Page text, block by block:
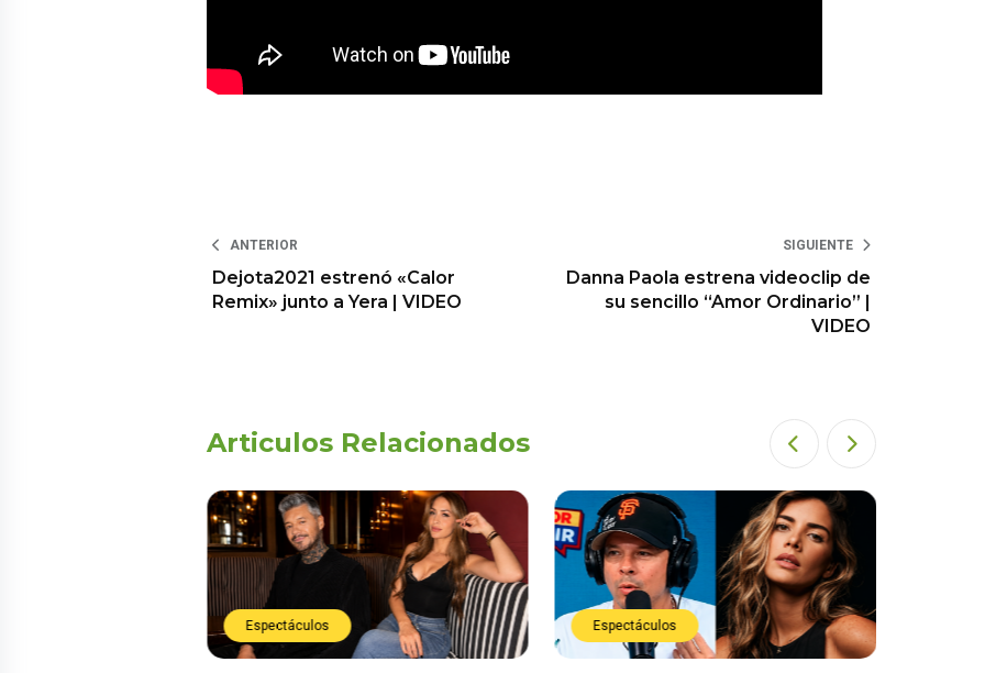
ANTERIOR
Dejota2021 estrenó «Calor
Remix» junto a Yera | VIDEO
SIGUIENTE
Danna Paola estrena videoclip de
su sencillo “Amor Ordinario” |
VIDEO
Articulos Relacionados
Espectáculos Espectáculos